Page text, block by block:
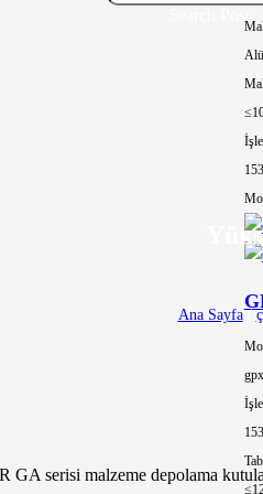
Ana Sayfa/
serisi malzeme depolama